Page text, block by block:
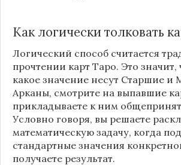
Как логически толковать
Логический способ считается
прочтении карт Таро. Это значит,
какое значение несут Старшие
Арканы, смотрите на выпавшие
прикладываете к ним
Условно говоря, вы решаете
математическую задачу, когда
стандартные значения
получаете результат.